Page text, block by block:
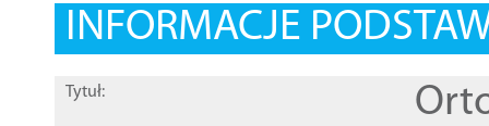
INFORMACJE
Tytuł: